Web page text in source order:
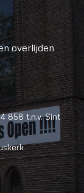
overlijden
858 t.n.v. Sint